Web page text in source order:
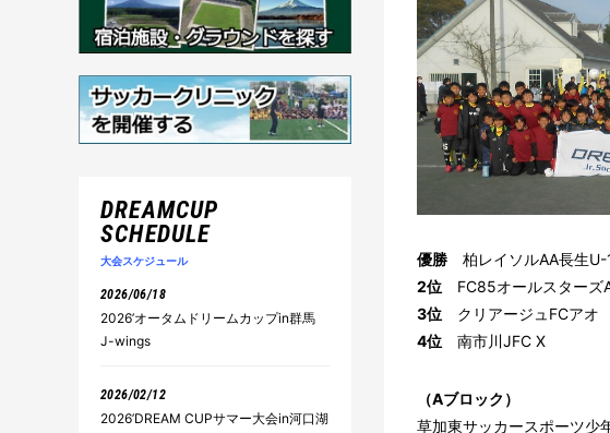
DREAMCUP
SCHEDULE
大会スケジュール
2026/06/18
2026’オータムドリームカップin群馬
J-wings
2026/02/12
2026’DREAM CUPサマー大会in河口湖
優勝 柏レイソルAA長生U-
2位 FC85オールスターズ
3位 クリアージュFCアオ
4位 南市川JFC X
（Aブロック）
草加東サッカースポーツ少